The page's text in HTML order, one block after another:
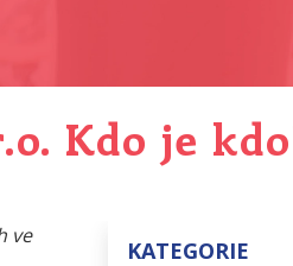
Kdo je
ve
KATEGORIE